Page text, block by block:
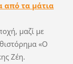
από τα μάτια
μαζί με
«Ο
Ζέη.